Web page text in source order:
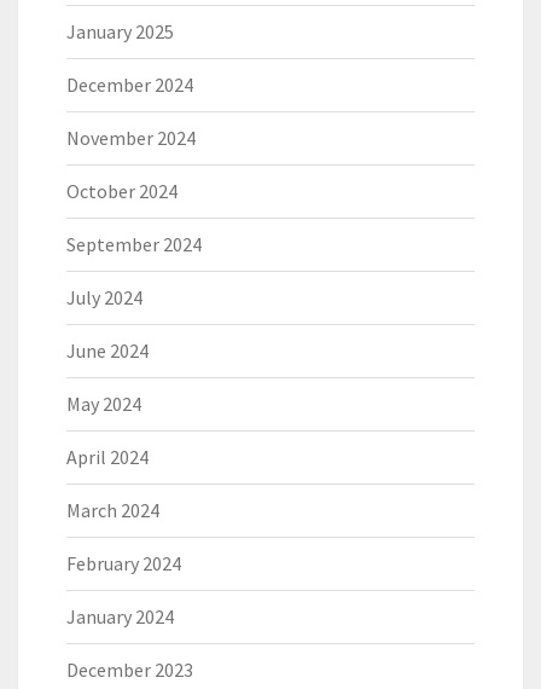
January 2025
December 2024
November 2024
October 2024
September 2024
July 2024
June 2024
May 2024
April 2024
March 2024
February 2024
January 2024
December 2023